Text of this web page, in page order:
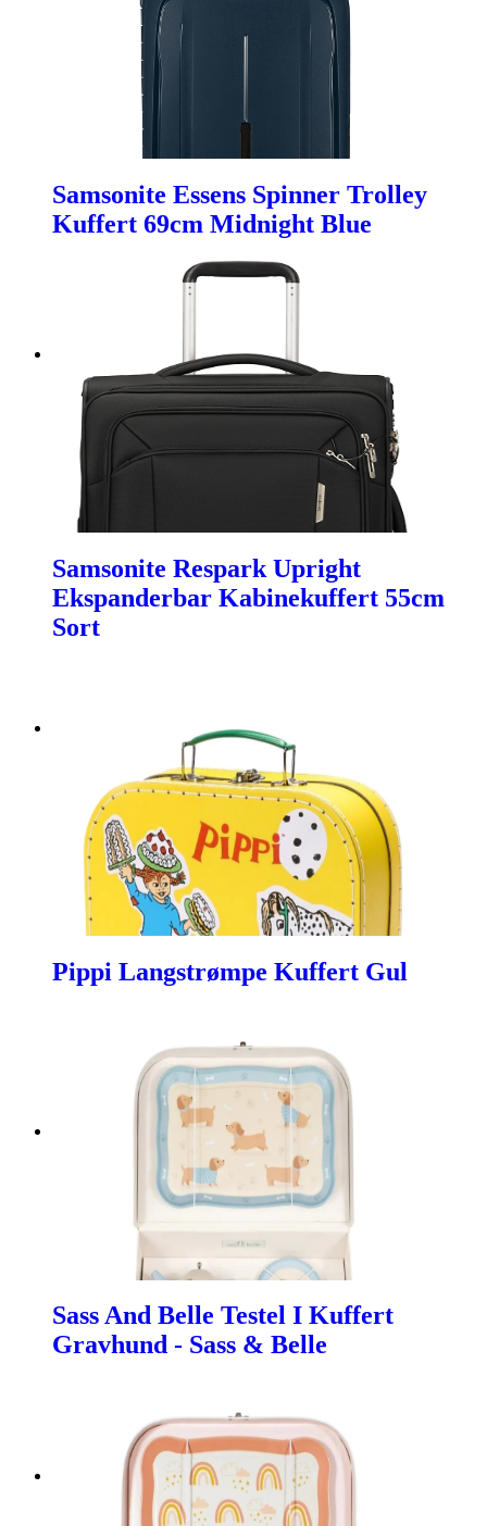
Samsonite Essens Spinner Trolley
Kuffert 69cm Midnight Blue
Samsonite Respark Upright
Ekspanderbar Kabinekuffert 55cm
Sort
Pippi Langstrømpe Kuffert Gul
Sass And Belle Testel I Kuffert
Gravhund - Sass & Belle